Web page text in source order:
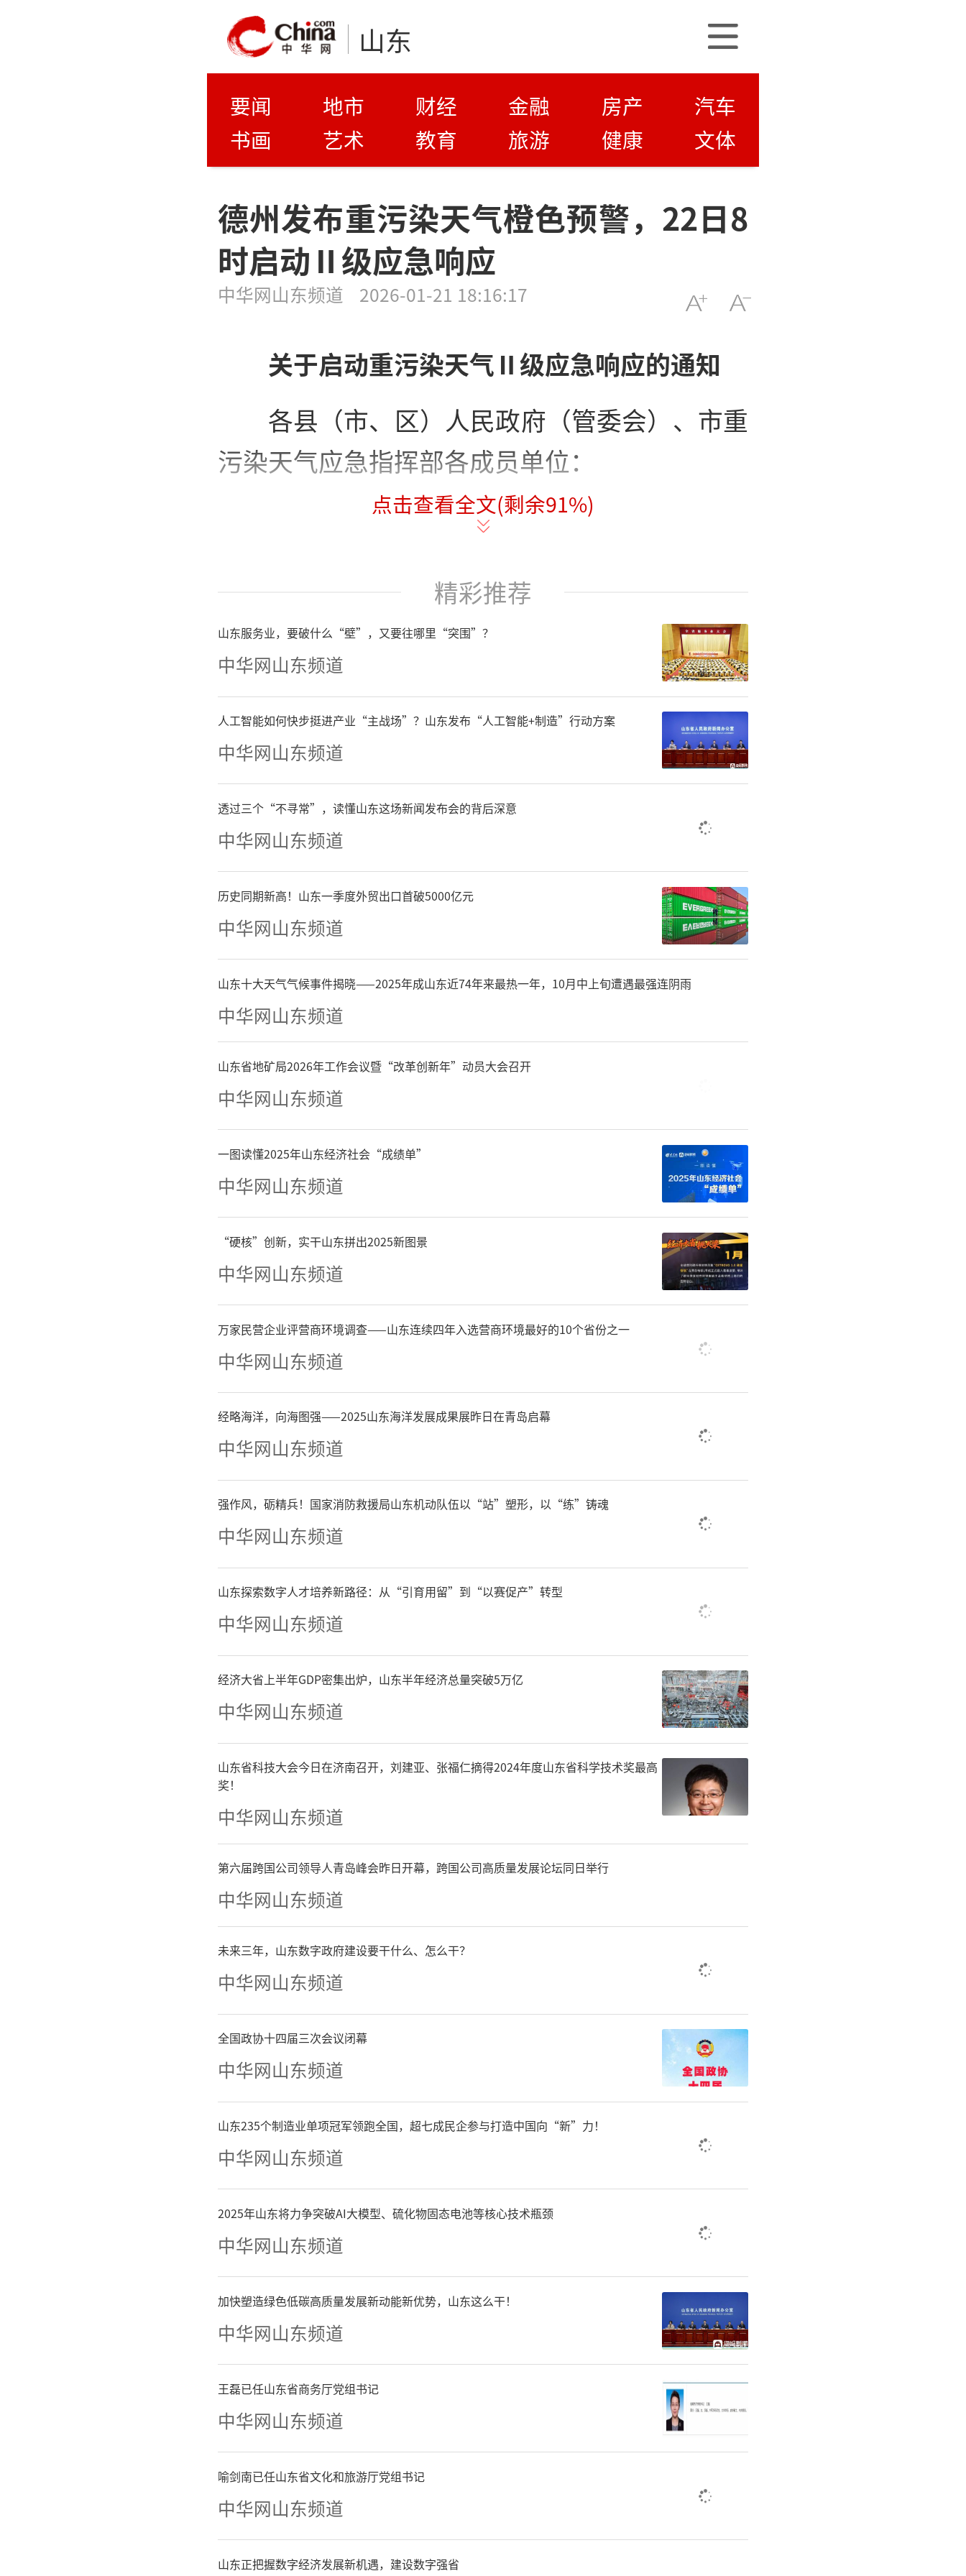
山东
要闻 地市 财经 金融 房产
汽车
书画
艺术 教育 旅游 健康 文体
德州发布重污染天气橙色预警，22日8
时启动Ⅱ级应急响应
中华网山东频道 2026-01-21 18:16:17
关于启动重污染天气Ⅱ级应急响应的通知
各县（市、区）人民政府（管委会）、市重
污染天气应急指挥部各成员单位：
经生态环境部门与气象部门联合会商，预测
加传输影响，可能出现中度及以上污染过程，根
据区域联防联控要求，德州市重污染天气应急指
挥部决定2026年1月21日8时发布重污染天气橙
色预警，1月22日8时启动重污染天气Ⅱ级应急
响应。应急响应措施包括：
一、健康防护引导措施
提示儿童、老年人和呼吸系统、心脑血管疾
病患者及其他慢性疾病患者等易感人群避免户外
活动，尽量减少开窗通风时间，确需外出做好防
护措施。建议一般人群尽量减少户外活动，中小
学、幼儿园停止室外活动。加强对空气重污染应
急、健康防护等方面科普知识的宣传。停止举办
大型群众性户外活动。
二、倡议性污染减排措施
倡导公众绿色出行、绿色消费，单位和公众
尽量减少含挥发性有机物的涂料、油漆、溶剂等
原材料及产品的使用。加大公共交通运力，合理
调整城市公共交通工具营运频次和营运时间，提
高公共交通出行率。
三、强制性减排措施
（一）工业企业减排措施。涉气工业企业按
照德州市重污染天气应急减排清单橙色预警停限
产措施执行减排。
（二）扬尘源减排措施。执行市扬尘源应急
减排清单确定的橙色预警减排措施。城市主干道
道路保洁在正常基础上每天增加洒水降尘作业频
次。矿山、砂石料场、石材厂、石板厂等停止露
天作业。除应急抢险外，未纳入保障类清单的施
工工地停止涉大气污染物排放的施工作业。所有
企业露天堆放的散装物料全部苫盖。
（三）移动源控制措施。矿山（含煤矿）、
洗煤厂、物流（除民生保障类）等涉及大宗物料
运输（日载货车辆进出10辆次以上）的单位禁止
使用国四及以下排放标准重型载货汽车（含燃
气）进行运输（特种车辆、危化品车辆除外）。
施工工地、工业企业厂区和工业园区停止使用国
二及以下排放标准非道路移动机械（清洁能源和
紧急检修作业机械除外）。除城市运行保障车辆
和执行特种任务车辆外，城市主城区、县（市、
区）城区内应禁止国四及以下排放标准重型和中
型柴油货车、三轮汽车、低速载货汽车和拖拉机
通行。
四、其他减排措施。全市行政区域内禁止燃
放烟花爆竹。
（来源：齐鲁晚报·齐鲁壹点客户端）
点击查看全文(剩余91%)
精彩推荐
山东服务业，要破什么“壁”，又要往哪里“突围”？
中华网山东频道
人工智能如何快步挺进产业“主战场”？山东发布“人工智能+制造”行动方案
中华网山东频道
透过三个“不寻常”，读懂山东这场新闻发布会的背后深意
中华网山东频道
历史同期新高！山东一季度外贸出口首破5000亿元
中华网山东频道
山东十大天气气候事件揭晓——2025年成山东近74年来最热一年，10月中上旬遭遇最强连阴雨
中华网山东频道
山东省地矿局2026年工作会议暨“改革创新年”动员大会召开
中华网山东频道
一图读懂2025年山东经济社会“成绩单”
中华网山东频道
“硬核”创新，实干山东拼出2025新图景
中华网山东频道
万家民营企业评营商环境调查——山东连续四年入选营商环境最好的10个省份之一
中华网山东频道
经略海洋，向海图强——2025山东海洋发展成果展昨日在青岛启幕
中华网山东频道
强作风，砺精兵！国家消防救援局山东机动队伍以“站”塑形，以“练”铸魂
中华网山东频道
山东探索数字人才培养新路径：从“引育用留”到“以赛促产”转型
中华网山东频道
经济大省上半年GDP密集出炉，山东半年经济总量突破5万亿
中华网山东频道
山东省科技大会今日在济南召开，刘建亚、张福仁摘得2024年度山东省科学技术奖最高
奖！
中华网山东频道
第六届跨国公司领导人青岛峰会昨日开幕，跨国公司高质量发展论坛同日举行
中华网山东频道
未来三年，山东数字政府建设要干什么、怎么干？
中华网山东频道
全国政协十四届三次会议闭幕
中华网山东频道
山东235个制造业单项冠军领跑全国，超七成民企参与打造中国向“新”力！
中华网山东频道
2025年山东将力争突破AI大模型、硫化物固态电池等核心技术瓶颈
中华网山东频道
加快塑造绿色低碳高质量发展新动能新优势，山东这么干！
中华网山东频道
王磊已任山东省商务厅党组书记
中华网山东频道
喻剑南已任山东省文化和旅游厅党组书记
中华网山东频道
山东正把握数字经济发展新机遇，建设数字强省